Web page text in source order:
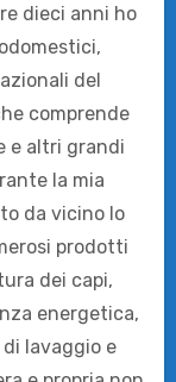
dieci anni ho
del
comprende
e altri grandi
la mia
da vicino lo
prodotti
dei capi,
energetica,
lavaggio e